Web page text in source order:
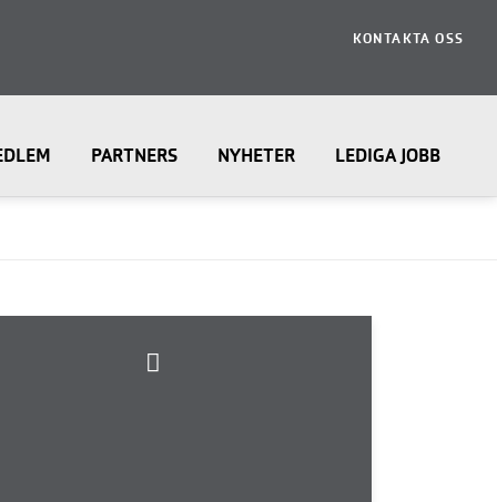
KONTAKTA OSS
PARTNERS NYHETER LEDIGA JOBB